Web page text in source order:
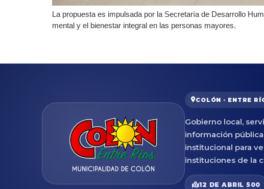
La propuesta es impulsada por la Secretaría de Desarrollo
mental y el bienestar integral en las personas mayores.
COLÓN · ENTRE
Gobierno local,
información
institucional para
instituciones de la
12 DE ABRIL 500